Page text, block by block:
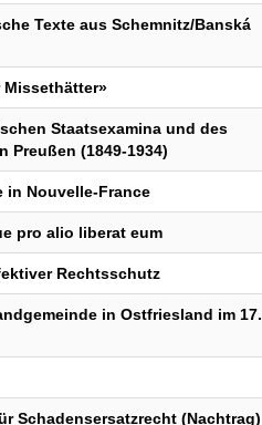
Texte aus Schemnitz/Banská
Missethätter»
Staatsexamina und des
(1849-1934)
in Nouvelle-France
pro alio liberat eum
Rechtsschutz
in Ostfriesland im 17.
Schadensersatzrecht (Nachtrag)